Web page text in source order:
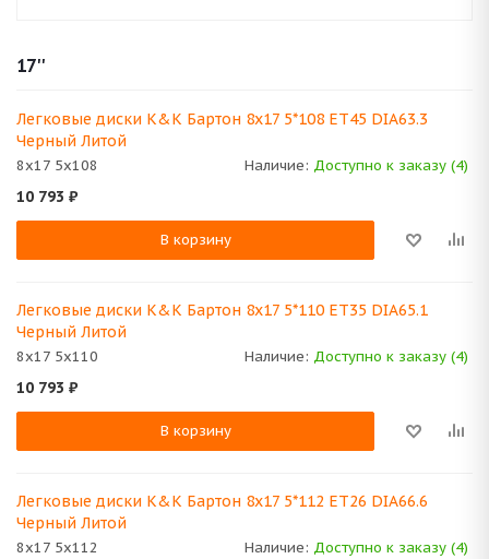
17''
Легковые диски K&K Бартон 8x17 5*108 ET45 DIA63.3
Черный Литой
8x17 5x108 Наличие: Доступно к заказу (4)
10 793 ₽
В корзину
Легковые диски K&K Бартон 8x17 5*110 ET35 DIA65.1
Черный Литой
8x17 5x110 Наличие: Доступно к заказу (4)
10 793 ₽
В корзину
Легковые диски K&K Бартон 8x17 5*112 ET26 DIA66.6
Черный Литой
8x17 5x112 Наличие: Доступно к заказу (4)